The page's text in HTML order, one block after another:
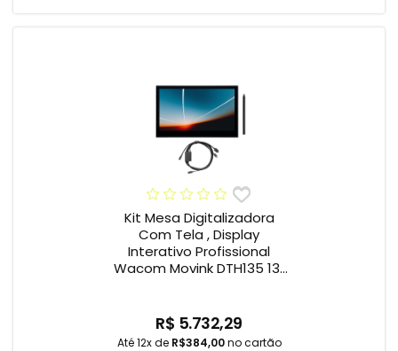
Kit Mesa Digitalizadora
Com Tela , Display
Interativo Profissional
Wacom Movink DTH135 13”
R$ 5.732,29
Até 12x de R$384,00no cartão